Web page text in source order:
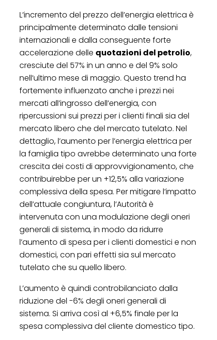
L’incremento del prezzo dell’energia elettrica è
principalmente determinato dalle tensioni
internazionali e dalla conseguente forte
accelerazione delle quotazioni del petrolio,
cresciute del 57% in un anno e del 9% solo
nell’ultimo mese di maggio. Questo trend ha
fortemente influenzato anche i prezzi nei
mercati all’ingrosso dell’energia, con
ripercussioni sui prezzi per i clienti finali sia del
mercato libero che del mercato tutelato. Nel
dettaglio, l’aumento per l’energia elettrica per
la famiglia tipo avrebbe determinato una forte
crescita dei costi di approvvigionamento, che
contribuirebbe per un +12,5% alla variazione
complessiva della spesa. Per mitigare l’impatto
dell’attuale congiuntura, l’Autorità è
intervenuta con una modulazione degli oneri
generali di sistema, in modo da ridurre
l’aumento di spesa per i clienti domestici e non
domestici, con pari effetti sia sul mercato
tutelato che su quello libero.
L’aumento è quindi controbilanciato dalla
riduzione del -6% degli oneri generali di
sistema. Si arriva così al +6,5% finale per la
spesa complessiva del cliente domestico tipo.